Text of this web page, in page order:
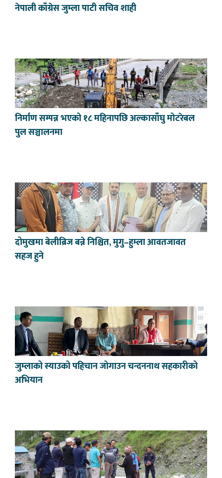
नेपाली काँग्रेस जुम्ला पाटी सचिव शाही
निर्माण सम्पन्न भएको १८ महिनापछि अल्कासाँघु मोटरेबल
पुल सञ्चालनमा
दोमुखमा बेलीब्रिज बन्ने निश्चित, मुगु–हुम्ला आवतजावत
सहज हुने
जुम्लाको स्याउको पहिचान जोगाउन चन्दननाथ सहकारीको
अभियान